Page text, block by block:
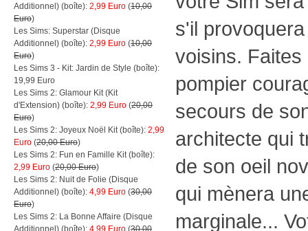
Additionnel) (boîte): 2,99 Euro (10,00
Euro)
Les Sims: Superstar (Disque
Additionnel) (boîte): 2,99 Euro (10,00
Euro)
Les Sims 3 - Kit: Jardin de Style (boîte):
19,99 Euro
Les Sims 2: Glamour Kit (Kit
d'Extension) (boîte): 2,99 Euro (20,00
Euro)
Les Sims 2: Joyeux Noël Kit (boîte): 2,99
Euro (20,00 Euro)
Les Sims 2: Fun en Famille Kit (boîte):
2,99 Euro (20,00 Euro)
Les Sims 2: Nuit de Folie (Disque
Additionnel) (boîte): 4,99 Euro (30,00
Euro)
Les Sims 2: La Bonne Affaire (Disque
Additionnel) (boîte): 4,99 Euro (30,00
s'il
voisins.
pompier
secours de
architecte qui
de son oeil
qui mènera
marginale...